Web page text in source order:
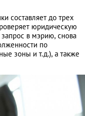
составляет до трех
юридическую
запрос в мэрию, снова
по
зоны и т.д.), а также